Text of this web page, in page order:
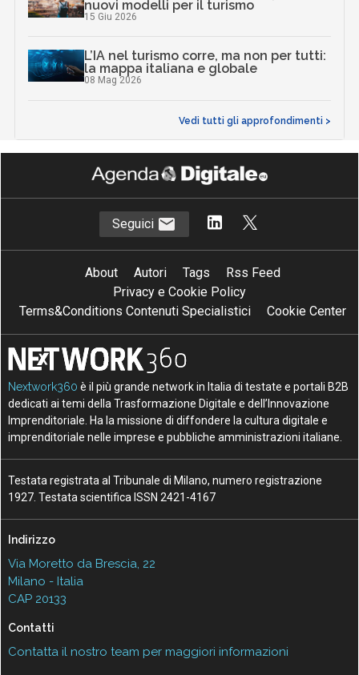
nuovi modelli per il turismo
15 Giu 2026
L’IA nel turismo corre, ma non per tutti:
la mappa italiana e globale
08 Mag 2026
Vedi tutti gli approfondimenti >
Seguici
About Autori Tags
Rss Feed
Privacy e Cookie Policy
Terms&Conditions Contenuti Specialistici
Cookie Center
Nextwork360 è il più grande network in Italia di testate e portali B2B
dedicati ai temi della Trasformazione Digitale e dell’Innovazione
Imprenditoriale. Ha la missione di diffondere la cultura digitale e
imprenditoriale nelle imprese e pubbliche amministrazioni italiane.
Testata registrata al Tribunale di Milano, numero registrazione
1927. Testata scientifica ISSN 2421-4167
Indirizzo
Via Moretto da Brescia, 22
Milano - Italia
CAP 20133
Contatti
Contatta il nostro team per maggiori informazioni